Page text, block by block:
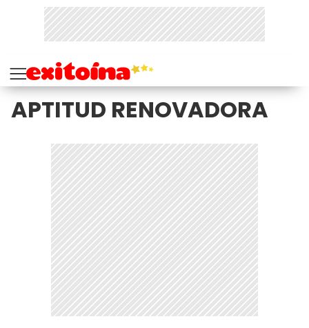
APTITUD RENOVADORA